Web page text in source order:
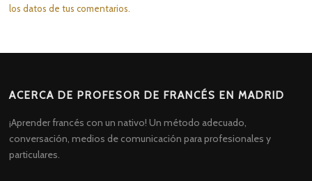
los datos de tus comentarios.
ACERCA DE PROFESOR DE FRANCÉS EN MADRID
¡Aprender francés con un nativo! Un método adecuado,
conversación, medios de comunicación para profesionales y
particulares.